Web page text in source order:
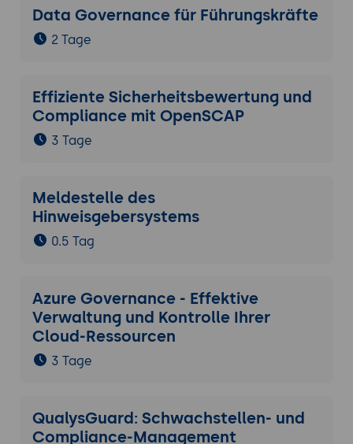
Data Governance für Führungskräfte
2 Tage
Effiziente Sicherheitsbewertung und
Compliance mit OpenSCAP
3 Tage
Meldestelle des
Hinweisgebersystems
0.5 Tag
Azure Governance - Effektive
Verwaltung und Kontrolle Ihrer
Cloud-Ressourcen
3 Tage
QualysGuard: Schwachstellen- und
Compliance-Management